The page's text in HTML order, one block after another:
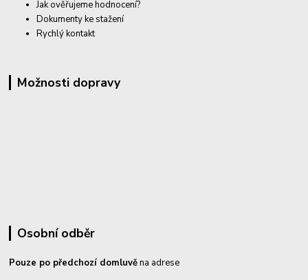
Jak ověřujeme hodnocení?
Dokumenty ke stažení
Rychlý kontakt
Možnosti dopravy
Osobní odběr
Pouze po předchozí domluvěna adrese